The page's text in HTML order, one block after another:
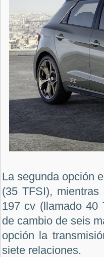
La segunda opción
(35 TFSI),
197 cv (llamado 40
de cambio de seis
opción la
siete relaciones.